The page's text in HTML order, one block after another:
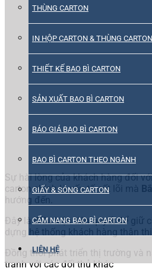
THÙNG CARTON
IN HỘP CARTON & THÙNG CARTON
THIẾT KẾ BAO BÌ CARTON
SẢN XUẤT BAO BÌ CARTON
BÁO GIÁ BAO BÌ CARTON
BAO BÌ CARTON THEO NGÀNH
GIẤY & SÓNG CARTON
CẨM NANG BAO BÌ CARTON
LIÊN HỆ
Sự hài lòng của khách hàng đối
carton chính là yếu tố cốt lõi mà
hướng đến.
Đây là điều kiện tiên quyết để giữ
dựng hệ thống khách hàng thân
Đồng thời phát triển thị trường và
tranh với các đối thủ khác